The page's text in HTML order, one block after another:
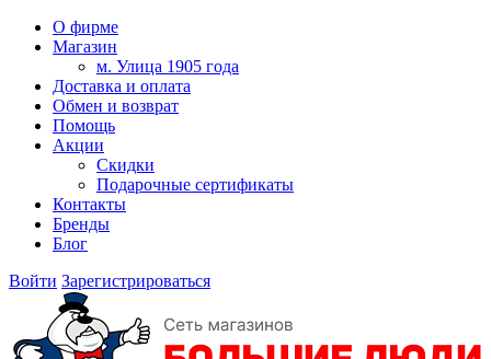
О фирме
Магазин
м. Улица 1905 года
Доставка и оплата
Обмен и возврат
Помощь
Акции
Скидки
Подарочные сертификаты
Контакты
Бренды
Блог
Войти Зарегистрироваться